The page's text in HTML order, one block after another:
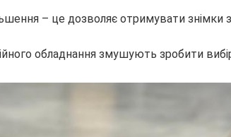
– це дозволяє отримувати
обладнання змушують зробити